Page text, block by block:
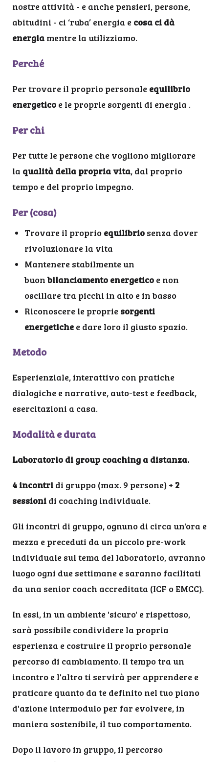
nostre attività - e anche pensieri, persone,
abitudini - ci ‘ruba’ energia e cosa ci dà
energia mentre la utilizziamo.
Perché
Per trovare il proprio personale equilibrio
energetico e le proprie sorgenti di energia .
Per chi
Per tutte le persone che vogliono migliorare
la qualità della propria vita, dal proprio
tempo e del proprio impegno.
Per (cosa)
Trovare il proprio equilibrio senza dover
rivoluzionare la vita
Mantenere stabilmente un
buon bilanciamento energetico e non
oscillare tra picchi in alto e in basso
Riconoscere le proprie sorgenti
energetiche e dare loro il giusto spazio.
Metodo
Esperienziale, interattivo con pratiche
dialogiche e narrative, auto-test e feedback,
esercitazioni a casa.
Modalità e durata
Laboratorio di group coaching a distanza.
4 incontri di gruppo (max. 9 persone) + 2
sessioni di coaching individuale.
Gli incontri di gruppo, ognuno di circa un'ora e
mezza e preceduti da un piccolo pre-work
individuale sul tema del laboratorio, avranno
luogo ogni due settimane e saranno facilitati
da una senior coach accreditata (ICF o EMCC).
In essi, in un ambiente 'sicuro' e rispettoso,
sarà possibile condividere la propria
esperienza e costruire il proprio personale
percorso di cambiamento. Il tempo tra un
incontro e l'altro ti servirà per apprendere e
praticare quanto da te definito nel tuo piano
d'azione intermodulo per far evolvere, in
maniera sostenibile, il tuo comportamento.
Dopo il lavoro in gruppo, il percorso